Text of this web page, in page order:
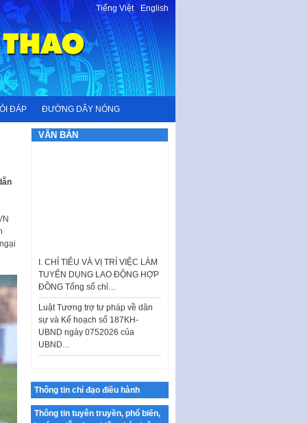
Tiếng Việt-English
ĐÁP ĐƯỜNG DÂY NÓNG
VĂN BẢN
ĐỒNG Tổng số chỉ…
Luật Tương trợ tư pháp về dân
sự và Kế hoạch số 187KH-
UBND ngày 0752026 của
UBND…
Ban hành Danh mục vị trí khai
thác quảng cáo trên địa bàn
Kế hoạch Tổ chức Cuộc thi
chính luận về bảo vệ nền tảng tư
tưởng của Đảng…
Thông tin chỉ đạo điều hành
Thông tin tuyên truyền, phổ biến,